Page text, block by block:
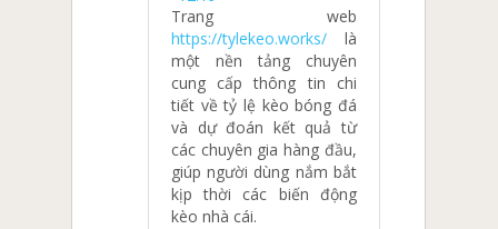
Trang web
https://tylekeo.works/ là
một nền tảng chuyên
cung cấp thông tin chi
tiết về tỷ lệ kèo bóng đá
và dự đoán kết quả từ
các chuyên gia hàng đầu,
giúp người dùng nắm bắt
kịp thời các biến động
kèo nhà cái.